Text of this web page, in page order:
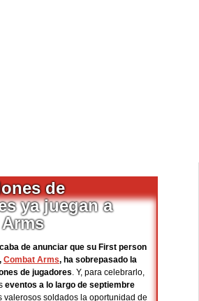
de
ya juegan a
de anunciar que su First person
Combat Arms, ha sobrepasado la
de jugadores. Y, para celebrarlo,
eventos a lo largo de septiembre
valerosos soldados la oportunidad de